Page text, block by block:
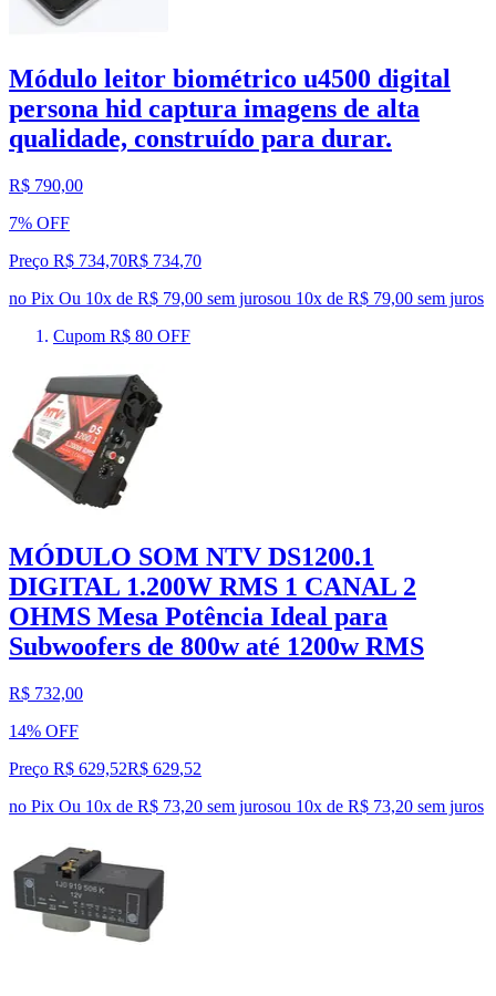
Módulo leitor biométrico u4500 digital
persona hid captura imagens de alta
qualidade, construído para durar.
R$ 790,00
7% OFF
Preço R$ 734,70R$ 734,70
no Pix Ou 10x de R$ 79,00 sem jurosou 10x de R$ 79,00 sem juros
Cupom R$ 80 OFF
MÓDULO SOM NTV DS1200.1
DIGITAL 1.200W RMS 1 CANAL 2
OHMS Mesa Potência Ideal para
Subwoofers de 800w até 1200w RMS
R$ 732,00
14% OFF
Preço R$ 629,52R$ 629,52
no Pix Ou 10x de R$ 73,20 sem jurosou 10x de R$ 73,20 sem juros